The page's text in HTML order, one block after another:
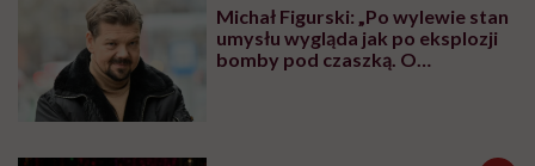
Michał Figurski: „Po wylewie stan
umysłu wygląda jak po eksplozji
bomby pod czaszką. O